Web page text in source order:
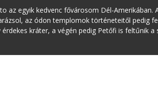
az egyik kedvenc fővárosom Dél-Amerikában.
az ódon templomok történeteitől pedig
érdekes kráter, a végén pedig Petőfi is feltűnik a